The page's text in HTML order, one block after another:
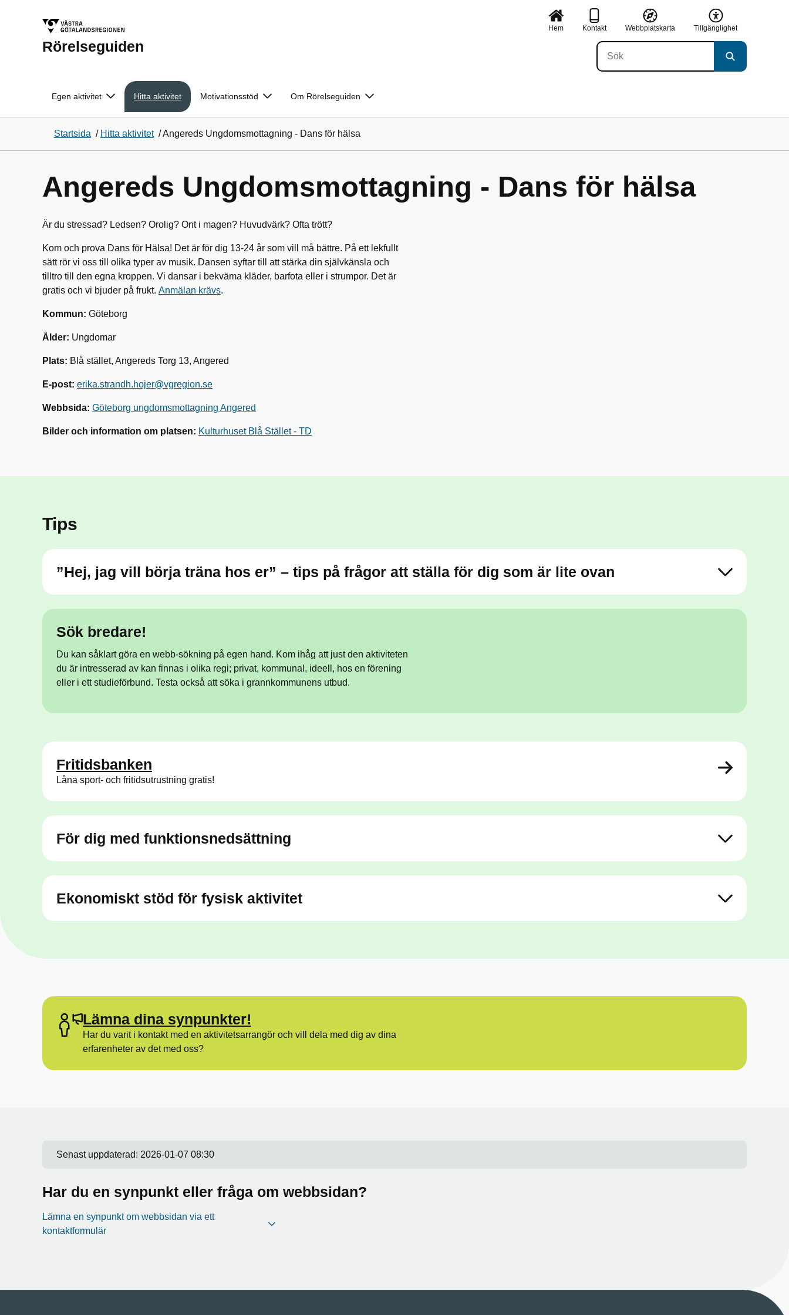
Rörelseguiden
Hem Kontakt Webbplatskarta Tillgänglighet
Egen aktivitet Hitta aktivitet Motivationsstöd Om Rörelseguiden
Startsida / Hitta aktivitet /Angereds Ungdomsmottagning - Dans för hälsa
Angereds Ungdomsmottagning - Dans för hälsa
Är du stressad? Ledsen? Orolig? Ont i magen? Huvudvärk? Ofta trött?
Kom och prova Dans för Hälsa! Det är för dig 13-24 år som vill må bättre. På ett lekfullt
sätt rör vi oss till olika typer av musik. Dansen syftar till att stärka din självkänsla och
tilltro till den egna kroppen. Vi dansar i bekväma kläder, barfota eller i strumpor. Det är
gratis och vi bjuder på frukt. Anmälan krävs.
Kommun: Göteborg
Ålder: Ungdomar
Plats: Blå stället, Angereds Torg 13, Angered
E-post: erika.strandh.hojer@vgregion.se
Webbsida: Göteborg ungdomsmottagning Angered
Bilder och information om platsen: Kulturhuset Blå Stället - TD
Tips
”Hej, jag vill börja träna hos er” – tips på frågor att ställa för dig som är lite ovan
Sök bredare!
Du kan såklart göra en webb-sökning på egen hand. Kom ihåg att just den aktiviteten
du är intresserad av kan finnas i olika regi; privat, kommunal, ideell, hos en förening
eller i ett studieförbund. Testa också att söka i grannkommunens utbud.
Fritidsbanken
Låna sport- och fritidsutrustning gratis!
För dig med funktionsnedsättning
Ekonomiskt stöd för fysisk aktivitet
Lämna dina synpunkter!
Har du varit i kontakt med en aktivitetsarrangör och vill dela med dig av dina
erfarenheter av det med oss?
Senast uppdaterad: 2026-01-07 08:30
Har du en synpunkt eller fråga om webbsidan?
Lämna en synpunkt om webbsidan via ett
kontaktformulär